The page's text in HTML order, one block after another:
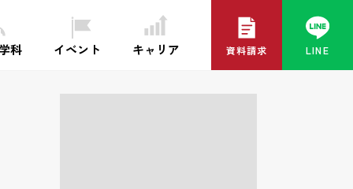
科 イベント キャリア 資料請求 LINE